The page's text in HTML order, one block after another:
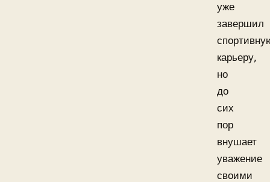
уже
завершил
карьеру,
но
до
сих
пор
внушает
уважение
своими